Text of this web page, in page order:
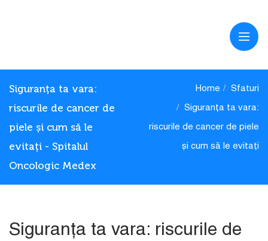
Siguranța ta vara:
riscurile de cancer de
piele și cum să le
evitați - Spitalul
Oncologic Medex
Home Sfaturi
Siguranța ta vara:
riscurile de cancer de piele
și cum să le evitați
Siguranța ta vara: riscurile de